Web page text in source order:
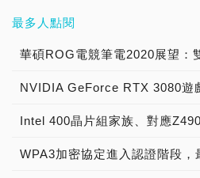
最多人點閱